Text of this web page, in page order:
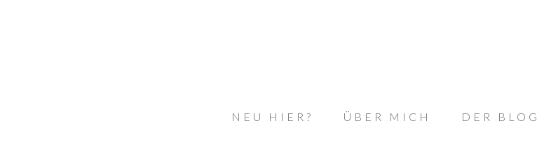
NEU HIER? ÜBER MICH DER BLOG